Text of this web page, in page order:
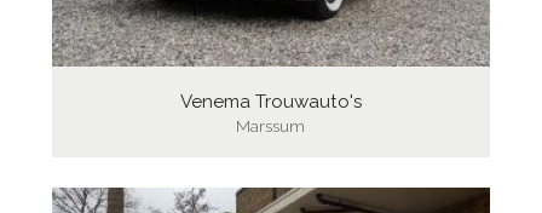
Venema Trouwauto's
Marssum